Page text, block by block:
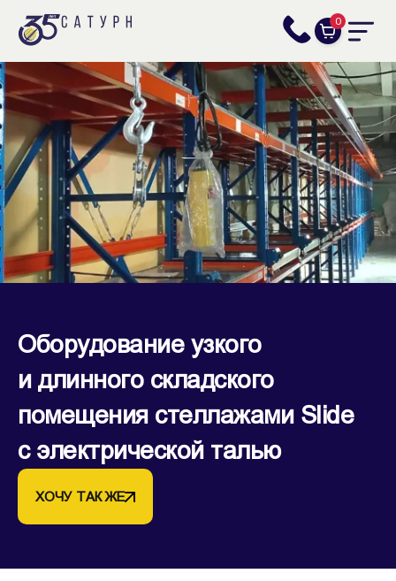
0
Оборудование узкого
и длинного складского
помещения стеллажами Slide
с электрической талью
ХОЧУ ТАК ЖЕ